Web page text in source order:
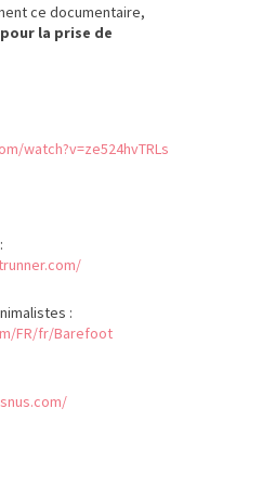
ce documentaire,
la prise de
watch?v=ze524hvTRLs
:
FR/fr/Barefoot